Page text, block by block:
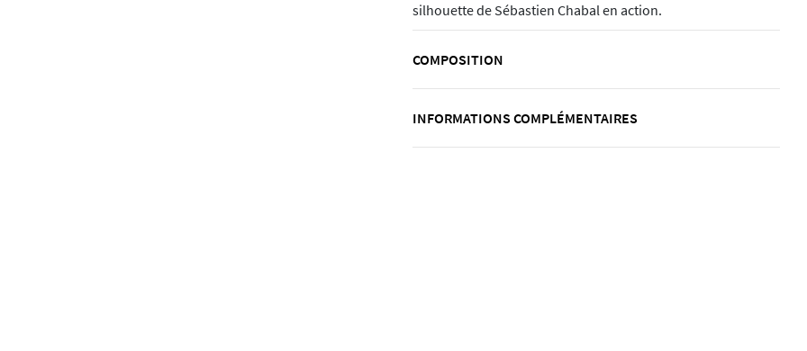
silhouette de Sébastien Chabal en action.
COMPOSITION
INFORMATIONS COMPLÉMENTAIRES